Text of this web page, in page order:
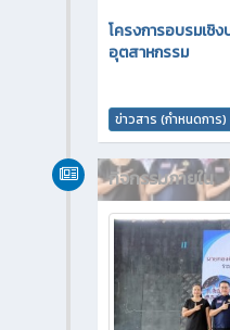
โครงการอบรมเชิ
อุตสาหกรรม
ข่าวสาร (กำหนดการ)
กิจกรรมภายใน